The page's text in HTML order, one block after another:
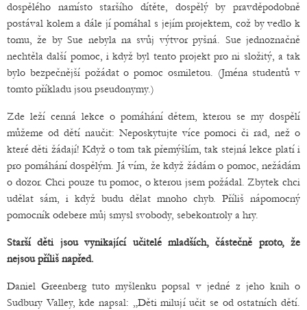
dospělého namísto staršího dítěte, dospělý by pravděpodobně
postával kolem a dále jí pomáhal s jejím projektem, což by vedlo k
tomu, že by Sue nebyla na svůj výtvor pyšná. Sue jednoznačně
nechtěla další pomoc, i když byl tento projekt pro ni složitý, a tak
bylo bezpečnější požádat o pomoc osmiletou. (Jména studentů v
tomto příkladu jsou pseudonymy.)
Zde leží cenná lekce o pomáhání dětem, kterou se my dospělí
můžeme od dětí naučit: Neposkytujte více pomoci či rad, než o
které děti žádají! Když o tom tak přemýšlím, tak stejná lekce platí i
pro pomáhání dospělým. Já vím, že když žádám o pomoc, nežádám
o dozor. Chci pouze tu pomoc, o kterou jsem požádal. Zbytek chci
udělat sám, i když budu dělat mnoho chyb. Příliš nápomocný
pomocník odebere můj smysl svobody, sebekontroly a hry.
Starší děti jsou vynikající učitelé mladších, částečně proto, že
nejsou příliš napřed.
Daniel Greenberg tuto myšlenku popsal v jedné z jeho knih o
Sudbury Valley, kde napsal: „Děti milují učit se od ostatních dětí.